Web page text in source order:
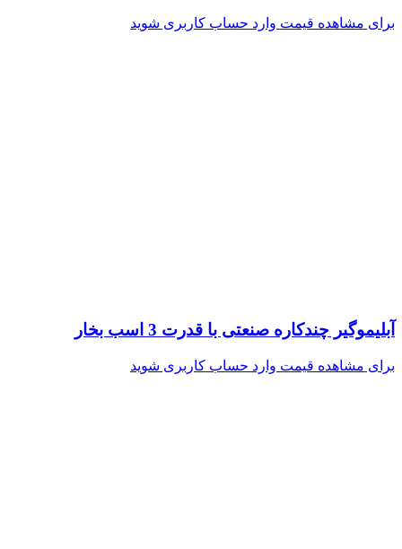
برای مشاهده قیمت وارد حساب کاربری شوید
آبلیموگیر چندکاره صنعتی با قدرت 3 اسب بخار
برای مشاهده قیمت وارد حساب کاربری شوید